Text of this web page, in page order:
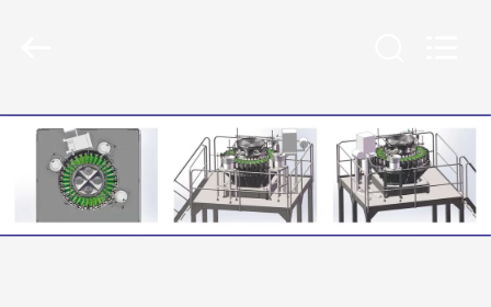
ΑΡΧΙΚΉ
ΣΕΛΊΔΑ
ΠΡΟΪΌΝΤΑ